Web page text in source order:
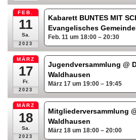
FEB.
11
Sa.
2023
Kabarett BUNTES MIT
Evangelisches
Feb. 11 um 18:00 – 20:30
MÄRZ
17
Fr.
2023
Jugendversammlung@
Waldhausen
März 17 um 19:00 – 19:45
MÄRZ
18
Sa.
2023
Mitgliederversammlung
Waldhausen
März 18 um 18:00 – 20:00